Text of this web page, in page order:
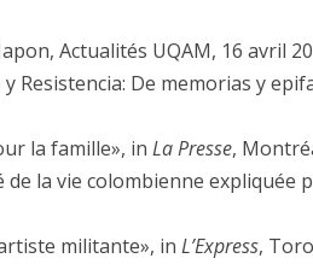
Actualités UQAM, 16 avril
y Resistencia: De memorias y
la famille», in La Presse,
de la vie colombienne expliquée
militante», in L’Express,